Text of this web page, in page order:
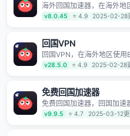
海外回国加速器，在海外地
区版权限制/网络IP屏蔽,缓
哩哔哩专用回国VPN,可加
7*24小时服务。
v8.0.45 ⭐ 4.9 2025-02-28
回国VPN
回国VPN，在海外地区使用
限制/网络IP屏蔽,缓冲卡顿
专用回国VPN,可加速解决
时服务。
v28.5.0 ⭐ 4.9 2025-02-28
免费回国加速器
免费回国加速器，回国加速
运营商专线不卡顿超稳定，
造，帮助海外华人免除地域
v9.9.5 ⭐ 4.7 2025-03-12更